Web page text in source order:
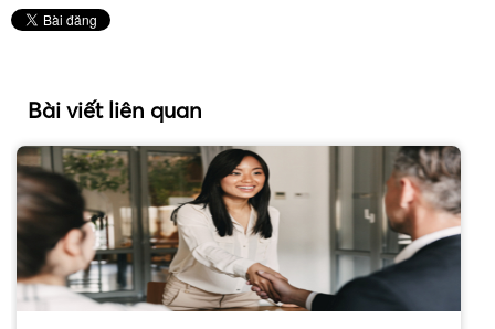
Bài viết liên quan